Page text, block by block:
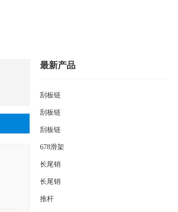
最新产品
刮板链
刮板链
刮板链
678滑架
长尾销
长尾销
推杆